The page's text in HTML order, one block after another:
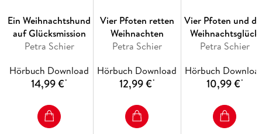
Ein Weihnachtshund
auf Glücksmission
Petra Schier
Hörbuch Download
14,99 €*
Vier Pfoten retten
Weihnachten
Petra Schier
Hörbuch Download
12,99 €*
Vier Pfoten und
Weihnachtsglück
(Ungekürzt)
Petra Schier
Hörbuch
10,99 €*